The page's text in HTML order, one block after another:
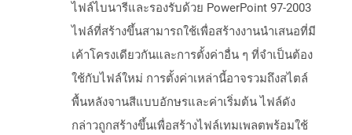
ไฟล์ไบนารีและรองรับด้วย PowerPoint 97-2003
ไฟล์ที่สร้างขึ้นสามารถใช้เพื่อสร้างงานนำเสนอที่มี
เค้าโครงเดียวกันและการตั้งค่าอื่น ๆ ที่จำเป็นต้อง
ใช้กับไฟล์ใหม่ การตั้งค่าเหล่านี้อาจรวมถึงสไตล์
พื้นหลังจานสีแบบอักษรและค่าเริ่มต้น ไฟล์ดัง
กล่าวถูกสร้างขึ้นเพื่อสร้างไฟล์เทมเพลตพร้อมใช้